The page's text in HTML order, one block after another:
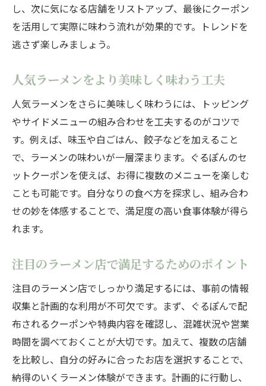
し、次に気になる店舗をリストアップ、最後にクーポン
を活用して実際に味わう流れが効果的です。トレンドを
逃さず楽しみましょう。
人気ラーメンをより美味しく味わう工夫
人気ラーメンをさらに美味しく味わうには、トッピング
やサイドメニューの組み合わせを工夫するのがコツで
す。例えば、味玉や白ごはん、餃子などを加えること
で、ラーメンの味わいが一層深まります。ぐるぽんのセ
ットクーポンを使えば、お得に複数のメニューを楽しむ
ことも可能です。自分なりの食べ方を探求し、組み合わ
せの妙を体感することで、満足度の高い食事体験が得ら
れます。
注目のラーメン店で満足するためのポイント
注目のラーメン店でしっかり満足するには、事前の情報
収集と計画的な利用が不可欠です。まず、ぐるぽんで配
布されるクーポンや特典内容を確認し、混雑状況や営業
時間を調べておくことが大切です。加えて、複数の店舗
を比較し、自分の好みに合ったお店を選択することで、
納得のいくラーメン体験ができます。計画的に行動し、